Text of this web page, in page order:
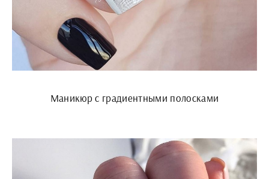
Маникюр с градиентными полосками